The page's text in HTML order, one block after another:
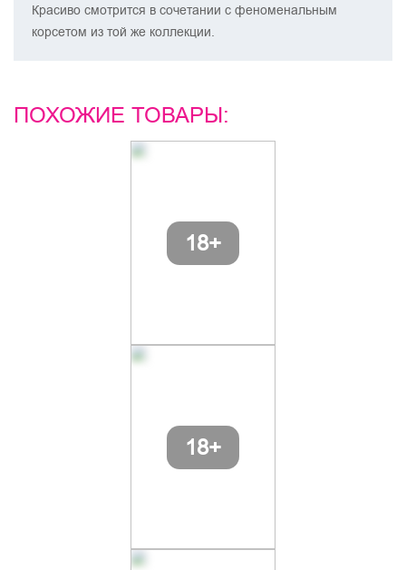
Красиво смотрится в сочетании с феноменальным
корсетом из той же коллекции.
ПОХОЖИЕ ТОВАРЫ: